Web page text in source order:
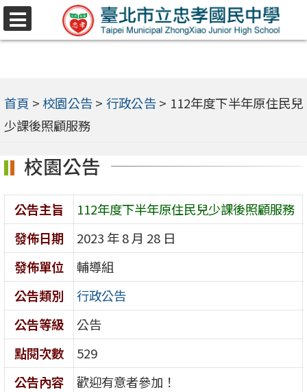
跳
至
內
容
選
首頁 > 校園公告> 行政公告> 112年度下半年原住民兒
少課後照顧服務
校園公告
公告主旨
112年度下半年原住民兒少課後照顧服務
發佈日期
2023 年 8 月 28 日
發佈單位
輔導組
公告類別
行政公告
公告等級
公告
點閱次數
529
公告內容
歡迎有意者參加！